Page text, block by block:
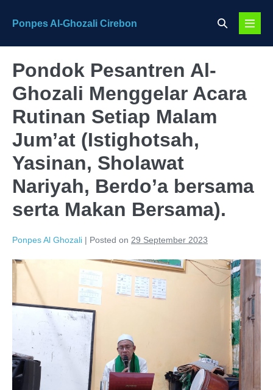
Ponpes Al-Ghozali Cirebon
Search
Menu
Pondok Pesantren Al-
Ghozali Menggelar Acara
Rutinan Setiap Malam
Jum’at (Istighotsah,
Yasinan, Sholawat
Nariyah, Berdo’a bersama
serta Makan Bersama).
Ponpes Al Ghozali | Posted on 29 September 2023